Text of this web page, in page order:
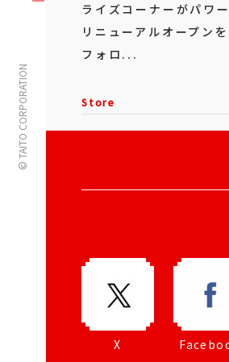
© TAITO CORPORATION
ライズコーナーがパワー
リニューアルオープン
フォロ...
Store
X